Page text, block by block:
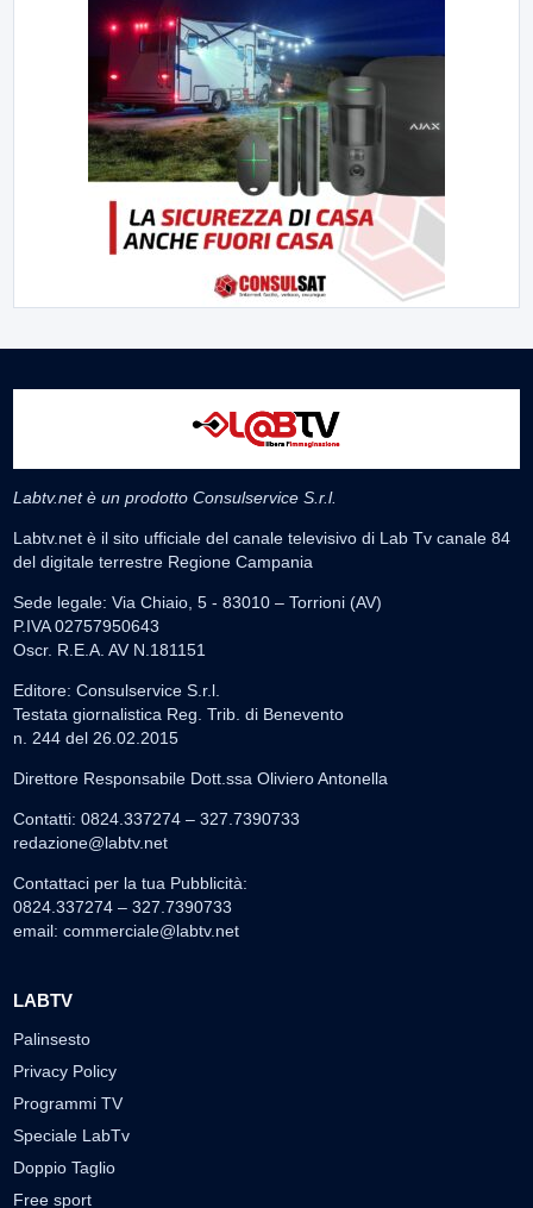
Labtv.net è un prodotto Consulservice S.r.l.
Labtv.net è il sito ufficiale del canale televisivo di Lab Tv canale 84
del digitale terrestre Regione Campania
Sede legale: Via Chiaio, 5 - 83010 – Torrioni (AV)
P.IVA 02757950643
Oscr. R.E.A. AV N.181151
Editore: Consulservice S.r.l.
Testata giornalistica Reg. Trib. di Benevento
n. 244 del 26.02.2015
Direttore Responsabile Dott.ssa Oliviero Antonella
Contatti: 0824.337274 – 327.7390733
redazione@labtv.net
Contattaci per la tua Pubblicità:
0824.337274 – 327.7390733
email: commerciale@labtv.net
LABTV
Palinsesto
Privacy Policy
Programmi TV
Speciale LabTv
Doppio Taglio
Free sport